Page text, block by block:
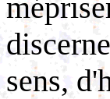
sens,